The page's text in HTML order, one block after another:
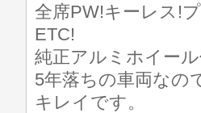
全席PW!キーレス!
ETC!
純正アルミホイール
5年落ちの車両なの
キレイです。